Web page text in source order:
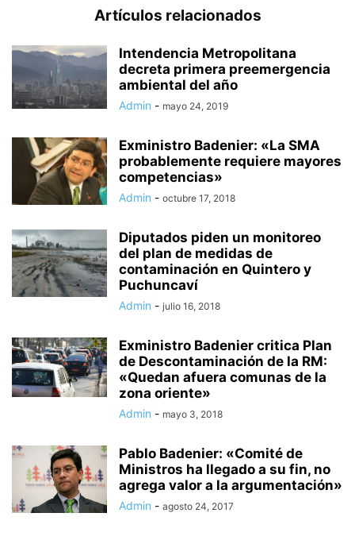
Artículos relacionados
Intendencia Metropolitana
decreta primera preemergencia
ambiental del año
Admin - mayo 24, 2019
Exministro Badenier: «La SMA
probablemente requiere mayores
competencias»
Admin - octubre 17, 2018
Diputados piden un monitoreo
del plan de medidas de
contaminación en Quintero y
Puchuncaví
Admin - julio 16, 2018
Exministro Badenier critica Plan
de Descontaminación de la RM:
«Quedan afuera comunas de la
zona oriente»
Admin - mayo 3, 2018
Pablo Badenier: «Comité de
Ministros ha llegado a su fin, no
agrega valor a la argumentación»
Admin - agosto 24, 2017